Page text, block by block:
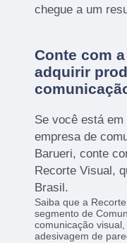
chegue a um
Conte com
adquirir
Se você está
empresa de
Barueri, conte
Recorte Visual,
Brasil.
Saiba que a
segmento de
comunicação
adesivagem de